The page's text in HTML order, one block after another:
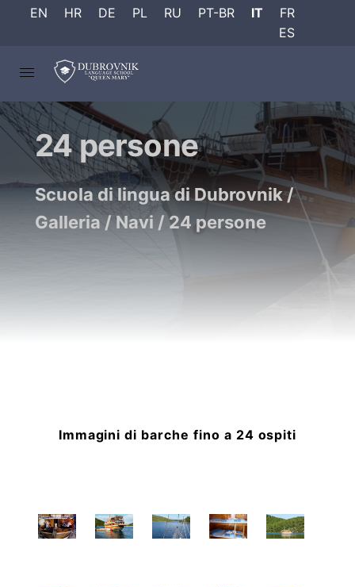
EN HR DE PL RU PT-BR IT
FR
ES
24 persone
Scuola di lingua di Dubrovnik/
Galleria/Navi /24 persone
Immagini di barche fino a 24 ospiti